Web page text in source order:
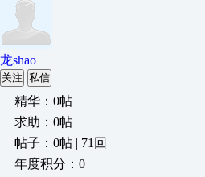
龙shao
关注 私信
精华：0帖
求助：0帖
帖子：0帖 | 71回
年度积分：0